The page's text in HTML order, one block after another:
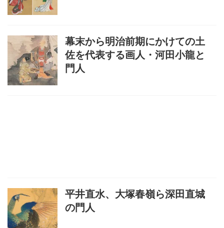
幕末から明治前期にかけての土
佐を代表する画人・河田小龍と
門人
平井直水、大塚春嶺ら深田直城
の門人